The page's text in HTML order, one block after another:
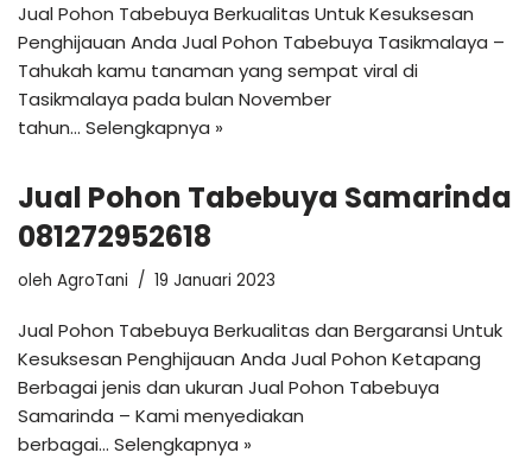
Jual Pohon Tabebuya Berkualitas Untuk Kesuksesan
Penghijauan Anda Jual Pohon Tabebuya Tasikmalaya –
Tahukah kamu tanaman yang sempat viral di
Tasikmalaya pada bulan November
tahun… Selengkapnya »
Jual Pohon Tabebuya Samarinda
081272952618
oleh AgroTani 19 Januari 2023
Jual Pohon Tabebuya Berkualitas dan Bergaransi Untuk
Kesuksesan Penghijauan Anda Jual Pohon Ketapang
Berbagai jenis dan ukuran Jual Pohon Tabebuya
Samarinda – Kami menyediakan
berbagai… Selengkapnya »